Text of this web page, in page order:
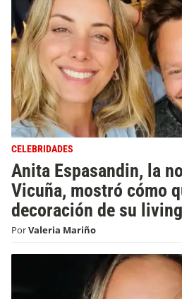
CELEBRIDADES
Anita Espasandin, la
Vicuña, mostró cómo
decoración de su living
PorValeria Mariño